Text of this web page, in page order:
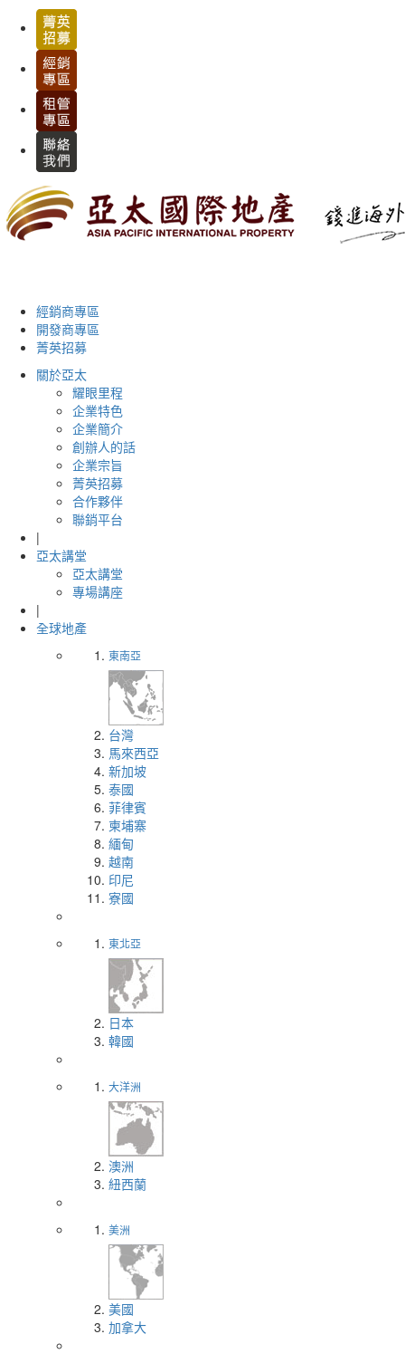
經銷商專區
開發商專區
菁英招募
關於亞太
耀眼里程
企業特色
企業簡介
創辦人的話
企業宗旨
菁英招募
合作夥伴
聯銷平台
|
亞太講堂
亞太講堂
專場講座
|
全球地產
東南亞
台灣
馬來西亞
新加坡
泰國
菲律賓
柬埔寨
緬甸
越南
印尼
寮國
東北亞
日本
韓國
大洋洲
澳洲
紐西蘭
美洲
美國
加拿大